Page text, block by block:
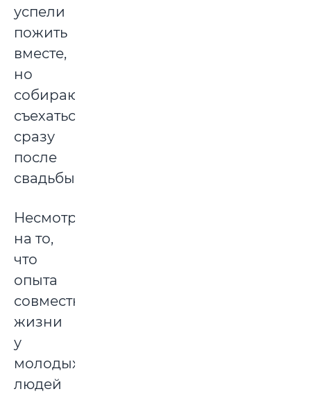
успели
пожить
вместе,
но
собираются
съехаться
сразу
после
свадьбы.
Несмотря
на то,
что
опыта
совместной
жизни
у
молодых
людей